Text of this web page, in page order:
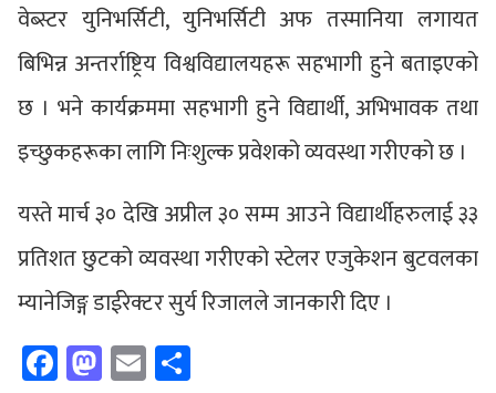
वेब्स्टर युनिभर्सिटी, युनिभर्सिटी अफ तस्मानिया लगायत
बिभिन्न अन्तर्राष्ट्रिय विश्वविद्यालयहरू सहभागी हुने बताइएको
छ । भने कार्यक्रममा सहभागी हुने विद्यार्थी, अभिभावक तथा
इच्छुकहरूका लागि निःशुल्क प्रवेशको व्यवस्था गरीएको छ ।
यस्ते मार्च ३० देखि अप्रील ३० सम्म आउने विद्यार्थीहरुलाई ३३
प्रतिशत छुटको व्यवस्था गरीएको स्टेलर एजुकेशन बुटवलका
म्यानेजिङ्ग डाईरेक्टर सुर्य रिजालले जानकारी दिए ।
Facebook
Mastodon
Email